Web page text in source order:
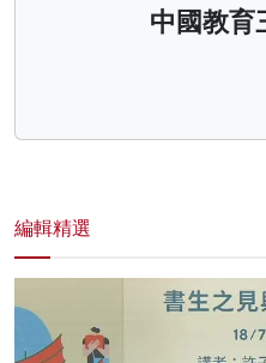
中國教育
編輯精選